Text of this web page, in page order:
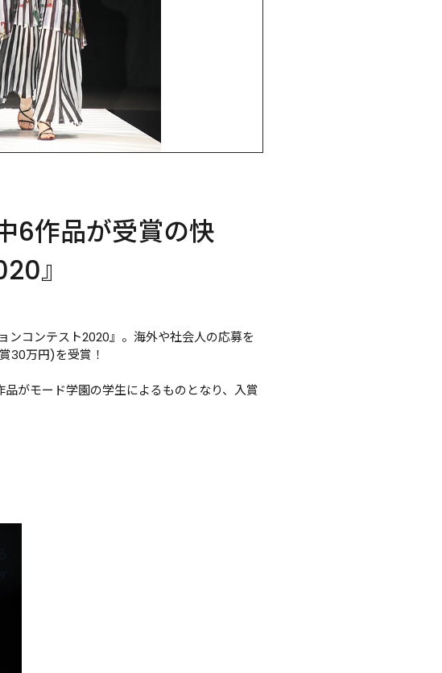
6作品が受賞の快
』
ンコンテスト2020』。海外や社会人の応募を
30万円)を受賞！
がモード学園の学生によるものとなり、入賞